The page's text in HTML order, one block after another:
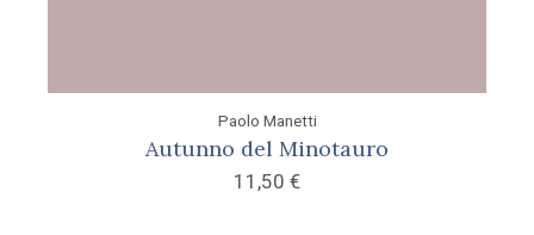
Paolo Manetti
Autunno del Minotauro
11,50 €